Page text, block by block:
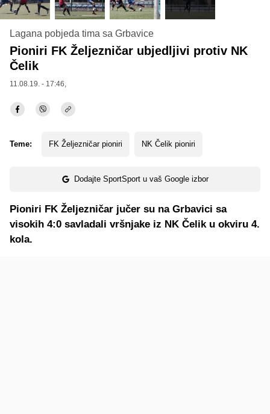
Lagana pobjeda tima sa Grbavice
Pioniri FK Željezničar ubjedljivi protiv NK
Čelik
11.08.19. - 17:46,
Teme: FK Željezničar pioniri NK Čelik pioniri
Dodajte SportSport u vaš Google izbor
Pioniri FK Željezničar jučer su na Grbavici sa
visokih 4:0 savladali vršnjake iz NK Čelik u okviru 4.
kola.